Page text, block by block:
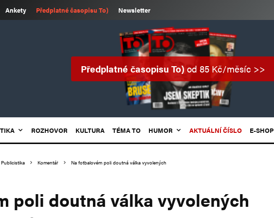
Ankety Předplatné časopisu To) Newsletter
Předplatné časopisu To)od 85 Kč/měsíc >>
ROZHOVOR KULTURA TÉMA TO HUMOR AKTUÁLNÍ ČÍSLO E-SHOP
Publicistika Komentář Na fotbalovém poli doutná válka vyvolených
poli doutná válka vyvolených